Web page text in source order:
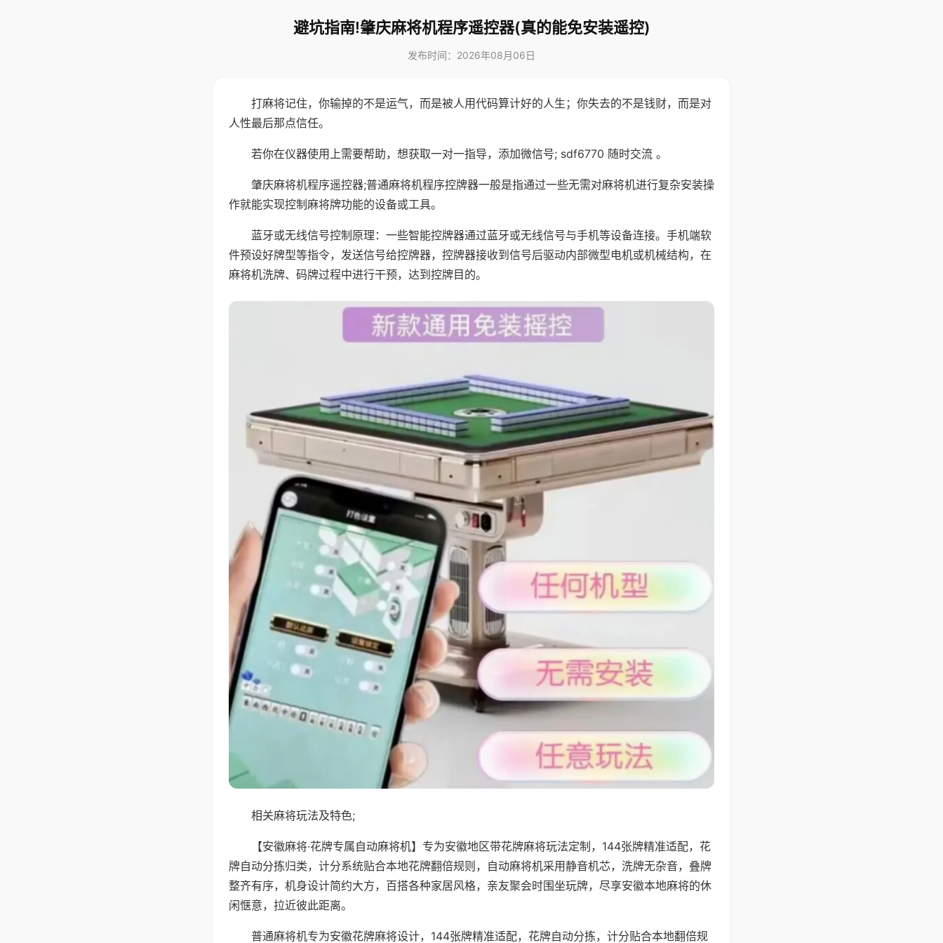
避坑指南!肇庆麻将机程序遥控器(真的能免安装遥控)
发布时间：2026年08月06日
打麻将记住，你输掉的不是运气，而是被人用代码算计好的人生；你失去的不是钱财，而是对
人性最后那点信任。
若你在仪器使用上需要帮助，想获取一对一指导，添加微信号; sdf6770 随时交流 。
肇庆麻将机程序遥控器;普通麻将机程序控牌器一般是指通过一些无需对麻将机进行复杂安装操
作就能实现控制麻将牌功能的设备或工具。
蓝牙或无线信号控制原理：一些智能控牌器通过蓝牙或无线信号与手机等设备连接。手机端软
件预设好牌型等指令，发送信号给控牌器，控牌器接收到信号后驱动内部微型电机或机械结构，在
麻将机洗牌、码牌过程中进行干预，达到控牌目的。
相关麻将玩法及特色;
【安徽麻将·花牌专属自动麻将机】专为安徽地区带花牌麻将玩法定制，144张牌精准适配，花
牌自动分拣归类，计分系统贴合本地花牌翻倍规则，自动麻将机采用静音机芯，洗牌无杂音，叠牌
整齐有序，机身设计简约大方，百搭各种家居风格，亲友聚会时围坐玩牌，尽享安徽本地麻将的休
闲惬意，拉近彼此距离。
普通麻将机专为安徽花牌麻将设计，144张牌精准适配，花牌自动分拣，计分贴合本地翻倍规